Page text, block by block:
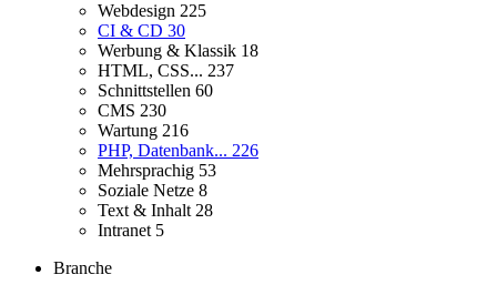
Webdesign 225
CI & CD 30
Werbung & Klassik 18
HTML, CSS... 237
Schnittstellen 60
CMS 230
Wartung 216
PHP, Datenbank... 226
Mehrsprachig 53
Soziale Netze 8
Text & Inhalt 28
Intranet 5
Branche